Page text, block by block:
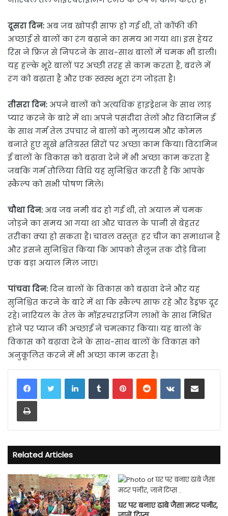
दूसरा दिन: अब जब खोपड़ी साफ हो गई थी, तो कॉफी की
अच्छाई से बालों का रंग बढ़ाने का समय आ गया था। इस हेयर
रिंस ने फ्रिज़ से निपटने के साथ-साथ बालों में चमक भी डाली।
यह हल्के भूरे बालों पर अच्छी तरह से काम करता है, बदले में
रंग को बढ़ाता है और एक स्वस्थ भूरा रंग जोड़ता है।
तीसरा दिन: अपने बालों को अत्यधिक हाइड्रेशन के साथ लाड़
प्यार करने के बारे में था। अपने पसंदीदा तेलों और विटामिन ई
के साथ गर्म तेल उपचार ने बालों को मुलायम और कोमल
बनाते हुए सूखे क्षतिग्रस्त सिरों पर अच्छा काम किया। विटामिन
ई बालों के विकास को बढ़ावा देने में भी अच्छा काम करता है
जबकि गर्म तौलिया विधि यह सुनिश्चित करती है कि आपके
स्कैल्प को सभी पोषण मिले।
चौथा दिन: अब जब नमी बंद हो गई थी, तो अयाल में चमक
जोड़ने का समय आ गया था और चावल के पानी से बेहतर
तरीका क्या हो सकता है। चावल वस्तुतः हर चीज का समाधान है
और इसने सुनिश्चित किया कि आपको सैलून तक दौड़े बिना
एक बड़ा अयाल मिल जाए।
पांचवा दिन:दिन बालों के विकास को बढ़ावा देने और यह
सुनिश्चित करने के बारे में था कि स्कैल्प साफ रहे और डैंड्रफ दूर
रहे। नारियल के तेल के मॉइस्चराइजिंग लाभों के साथ मिश्रित
होने पर प्याज की अच्छाई ने चमत्कार किया। यह बालों के
विकास को बढ़ावा देने के साथ-साथ बालों के विकास को
अनुकूलित करने में भी अच्छा काम करता है।
LinkedInTumblrPinterestReddit VKontakteShare via Email
Print
Related Articles
घर पर बनाए ढाबे जैसा मटर पनीर,